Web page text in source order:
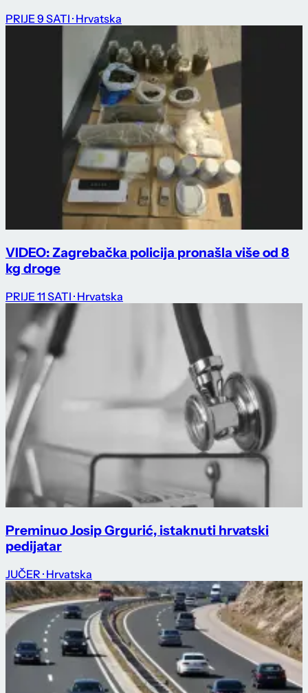
PRIJE 9 SATI · Hrvatska
VIDEO: Zagrebačka policija pronašla više od 8
kg droge
PRIJE 11 SATI · Hrvatska
Preminuo Josip Grgurić, istaknuti hrvatski
pedijatar
JUČER · Hrvatska